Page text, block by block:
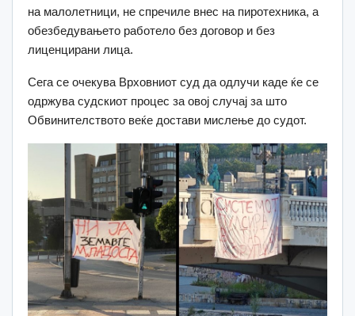
на малолетници, не спречиле внес на пиротехника, а
обезбедувањето работело без договор и без
лиценцирани лица.
Сега се очекува Врховниот суд да одлучи каде ќе се
одржува судскиот процес за овој случај за што
Обвинителството веќе достави мислење до судот.